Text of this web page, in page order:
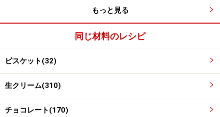
もっと見る
同じ材料のレシピ
ビスケット(32)
生クリーム(310)
チョコレート(170)